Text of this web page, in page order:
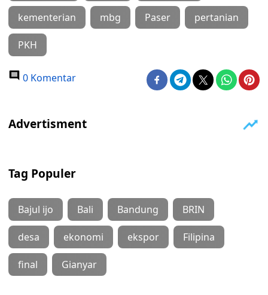
kementerian mbg Paser pertanian
PKH
0 Komentar
Tag Populer
Bajul ijo Bali Bandung BRIN
desa ekonomi ekspor Filipina
final Gianyar